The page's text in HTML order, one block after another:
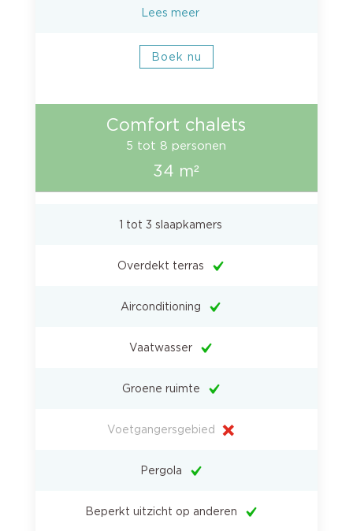
Lees meer
Boek nu
Comfort chalets
5 tot 8 personen
34 m²
1 tot 3 slaapkamers
Overdekt terras
Airconditioning
Vaatwasser
Groene ruimte
Voetgangersgebied
Pergola
Beperkt uitzicht op anderen